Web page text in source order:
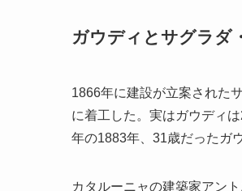
ガウディとサグラダ
1866年に建設が立案された
に着工した。実はガウディ
年の1883年、31歳だったガ
カタルーニャの建築家アン